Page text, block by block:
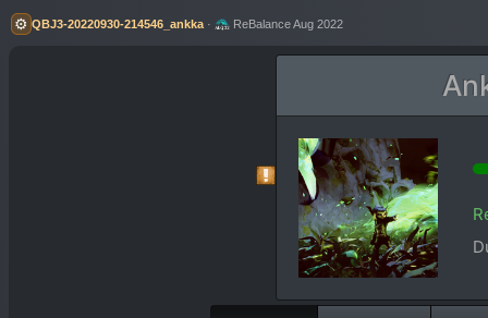
⚙️ QBJ3-20220930-214546_ankka · ReBalance Aug 2022